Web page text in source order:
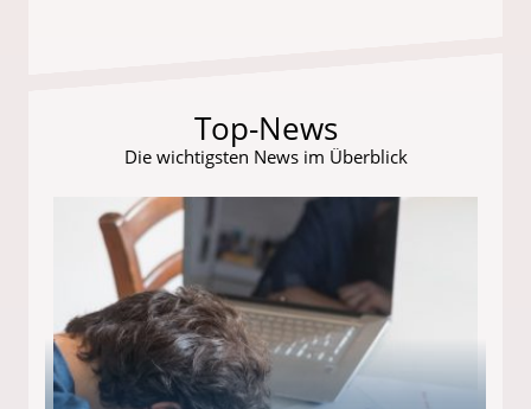
Top-News
Die wichtigsten News im Überblick